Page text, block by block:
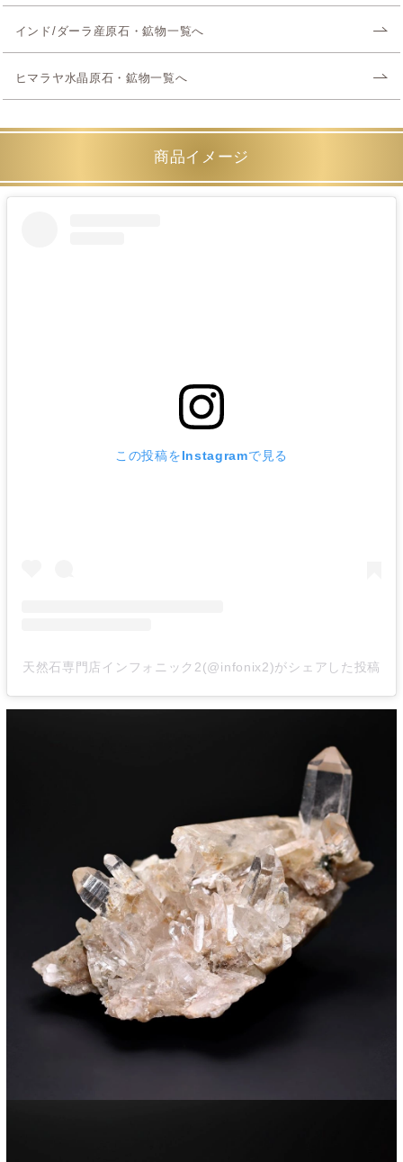
インド/ダーラ産原石・鉱物一覧へ
ヒマラヤ水晶原石・鉱物一覧へ
商品イメージ
この投稿をInstagramで見る
天然石専門店インフォニック2(@infonix2)がシェアした投稿